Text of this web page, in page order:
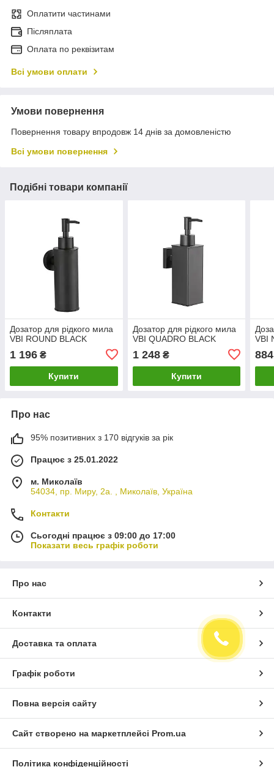
Оплатити частинами
Післяплата
Оплата по реквізитам
Всі умови оплати
Умови повернення
Повернення товару впродовж 14 днів за домовленістю
Всі умови повернення
Подібні товари компанії
Дозатор для рідкого мила
VBI ROUND BLACK
1 196 ₴
Купити
Дозатор для рідкого мила
VBI QUADRO BLACK
1 248₴
Купити
VBI
884
Про нас
95% позитивних з 170 відгуків за рік
Працює з 25.01.2022
м. Миколаїв
54034, пр. Миру, 2а. , Миколаїв, Україна
Контакти
Сьогодні працює з 09:00 до 17:00
Показати весь графік роботи
Про нас
Контакти
Доставка та оплата
Графік роботи
Повна версія сайту
Сайт створено на маркетплейсі Prom.ua
Політика конфіденційності